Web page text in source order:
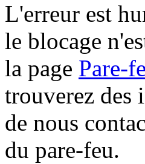
L'erreur est
le blocage
la page Pare-
trouverez des
de nous
du pare-feu.